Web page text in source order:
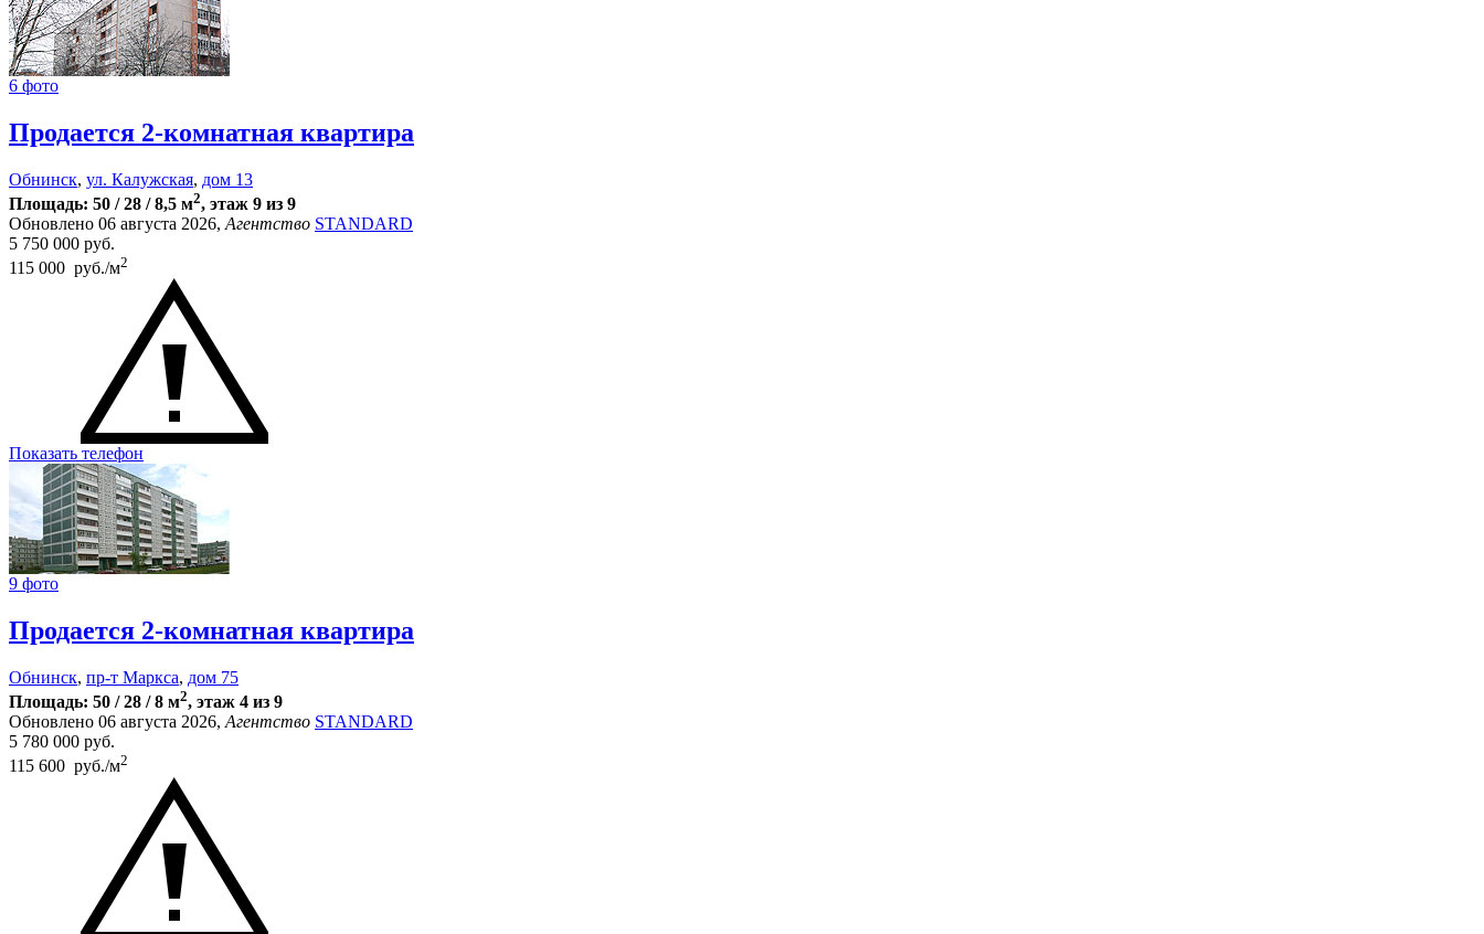
6 фото
Продается 2-комнатная квартира
Обнинск, ул. Калужская, дом 13
Площадь: 50 / 28 / 8,5 м2, этаж 9 из 9
Обновлено 06 августа 2026, Агентство STANDARD
5 750 000 руб.
115 000 руб./м2
Показать телефон
9 фото
Продается 2-комнатная квартира
Обнинск, пр-т Маркса, дом 75
Площадь: 50 / 28 / 8 м2, этаж 4 из 9
Обновлено 06 августа 2026,Агентство STANDARD
5 780 000 руб.
115 600 руб./м2